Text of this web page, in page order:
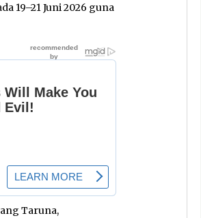
19–21 Juni 2026 guna
Taruna,